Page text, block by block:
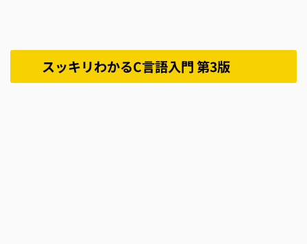
スッキリわかるC言語入門 第3版